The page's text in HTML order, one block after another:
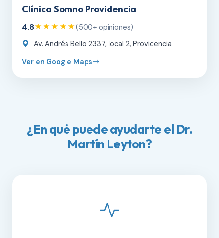
Clínica Somno Providencia
4.8★★★★★(500+ opiniones)
Av. Andrés Bello 2337, local 2, Providencia
Ver en Google Maps
¿En qué puede ayudarte el Dr.
Martín Leyton?